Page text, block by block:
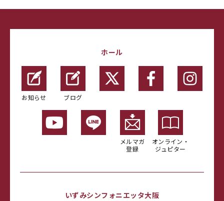
ホール
お知らせ ブログ
メルマガ
登録
オンライン・
ジュピター
いずみシンフォニエッタ大阪